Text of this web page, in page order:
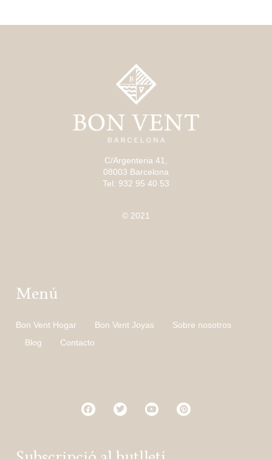
C/Argenteria 41,
08003 Barcelona
Tel: 932 95 40 53
© 2021
Menú
Bon Vent Hogar Bon Vent Joyas
Sobre nosotros
Blog
Contacto